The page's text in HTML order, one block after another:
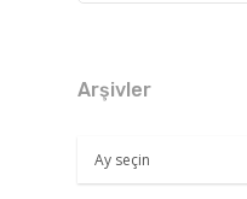
Arşivler
Arşivler